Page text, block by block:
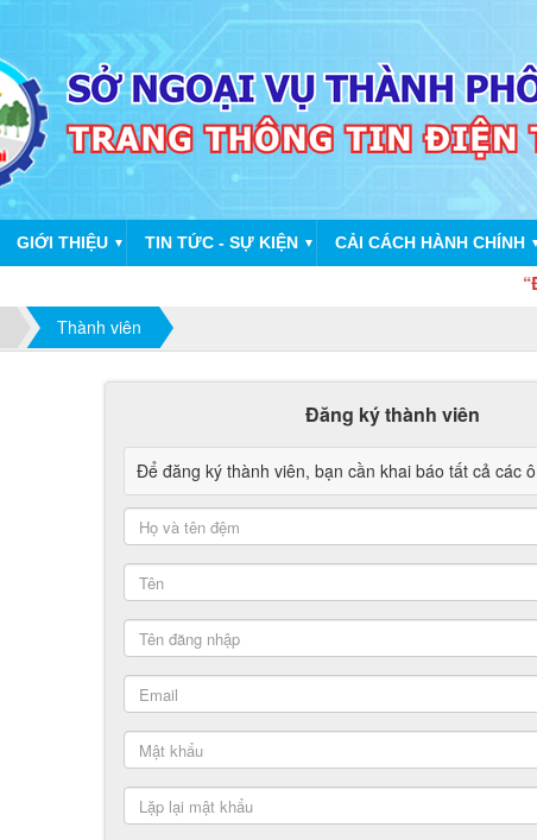
GIỚI THIỆU ▼ TIN TỨC - SỰ KIỆN ▼ CẢI CÁCH HÀNH CHÍNH
“Đại
Thành viên
Đăng ký thành viên
Để đăng ký thành viên, bạn cần khai báo tất cả các